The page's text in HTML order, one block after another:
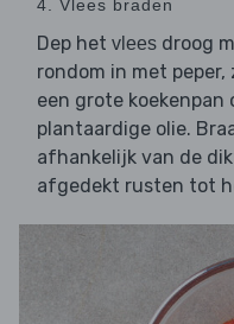
4. Vlees braden
Dep het vlees droog
rondom in met peper,
een grote koekenpan
plantaardige olie.
afhankelijk van de
afgedekt rusten tot